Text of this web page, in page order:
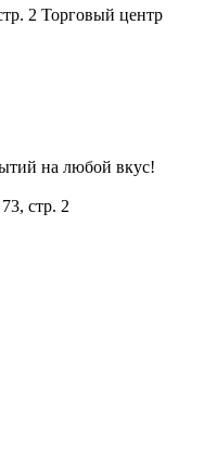
2 Торговый центр
на любой вкус!
стр. 2